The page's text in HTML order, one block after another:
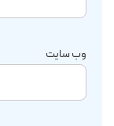
وب‌ سایت